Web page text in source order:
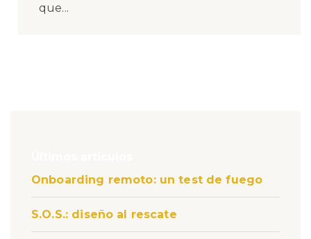
que...
Onboarding remoto: un test de fuego
S.O.S.: diseño al rescate